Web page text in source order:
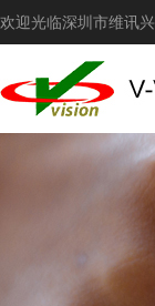
欢迎光临深圳市维讯